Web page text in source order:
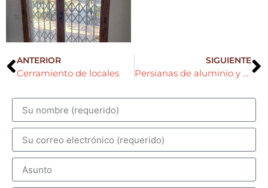
ANTERIOR
Cerramiento de locales
SIGUIENTE
Persianas de aluminio y motorizados